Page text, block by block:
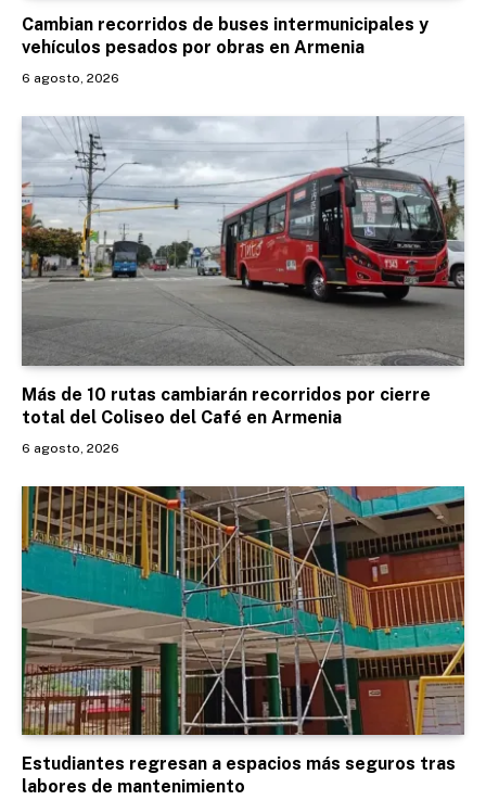
Cambian recorridos de buses intermunicipales y
vehículos pesados por obras en Armenia
6 agosto, 2026
Más de 10 rutas cambiarán recorridos por cierre
total del Coliseo del Café en Armenia
6 agosto, 2026
Estudiantes regresan a espacios más seguros tras
labores de mantenimiento